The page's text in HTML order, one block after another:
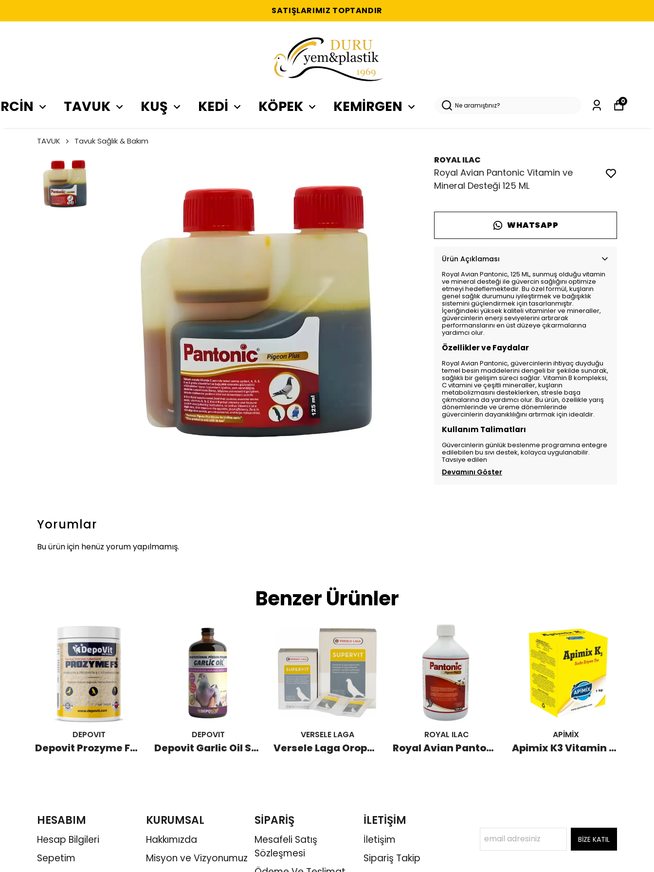
SATIŞLARIMIZ TOPTANDIR
TAVUK KUŞ KEDİ KÖPEK KEMİRGEN 0
TAVUK Tavuk Sağlık & Bakım
ROYAL ILAC
Royal Avian Pantonic Vitamin ve
Mineral Desteği 125 ML
WHATSAPP
Ürün Açıklaması
Royal Avian Pantonic, 125 ML, sunmuş olduğu vitamin
ve mineral desteği ile güvercin sağlığını optimize
etmeyi hedeflemektedir. Bu özel formül, kuşların
genel sağlık durumunu iyileştirmek ve bağışıklık
sistemini güçlendirmek için tasarlanmıştır.
İçeriğindeki yüksek kaliteli vitaminler ve mineraller,
güvercinlerin enerji seviyelerini artırarak
performanslarını en üst düzeye çıkarmalarına
yardımcı olur.
Özellikler ve Faydalar
Royal Avian Pantonic, güvercinlerin ihtiyaç duyduğu
temel besin maddelerini dengeli bir şekilde sunarak,
sağlıklı bir gelişim süreci sağlar. Vitamin B kompleksi,
C vitamini ve çeşitli mineraller, kuşların
metabolizmasını desteklerken, stresle başa
çıkmalarına da yardımcı olur. Bu ürün, özellikle yarış
dönemlerinde ve üreme dönemlerinde
güvercinlerin dayanıklılığını artırmak için idealdir.
Kullanım Talimatları
Güvercinlerin günlük beslenme programına entegre
edilebilen bu sıvı destek, kolayca uygulanabilir.
Tavsiye edilen
Devamını Göster
Yorumlar
Bu ürün için henüz yorum yapılmamış.
Benzer Ürünler
DEPOVIT
Depovit Prozyme F5 Probiyotik ve Multienzimler 300 GR
DEPOVIT
Depovit Garlic Oil Sarımsak Yağı 380 ML
VERSELE LAGA
Versele Laga Oropharma Supervit Güvercin Vitamin-iz Element Karışımı (40 Adet)
ROYAL ILAC
Royal Avian Pantonic Vitamin ve Mineral Desteği 500 ML
APİMİX
Apimix K3 Vitamin ve Aminoasit Takviyesi 1 KG
HESABIM
Hesap Bilgileri
Sepetim
KURUMSAL
Hakkımızda
Misyon ve Vizyonumuz
SİPARİŞ
Mesafeli Satış
Sözleşmesi
İLETİŞİM
İletişim
Sipariş Takip
BİZE KATIL